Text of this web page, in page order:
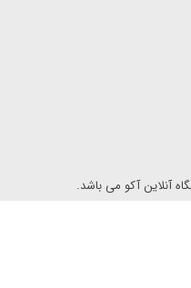
آنلاین آکو می باشد.